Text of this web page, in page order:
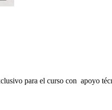
para el curso con apoyo